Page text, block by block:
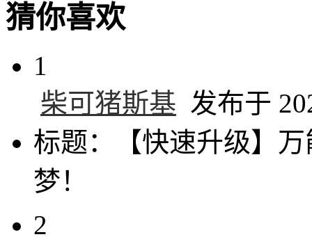
猜你喜欢
1
柴可猪斯基 发布于
标题：【快速升级】
梦！
2